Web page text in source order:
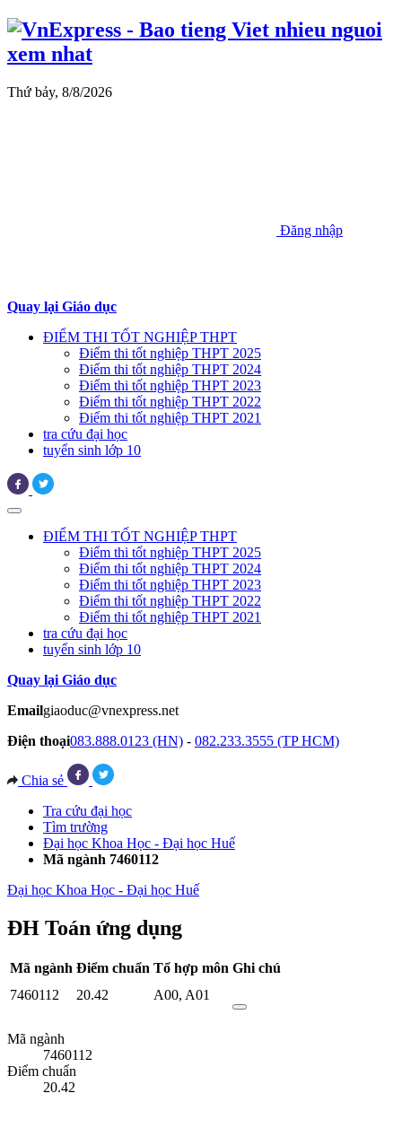
Thứ bảy, 8/8/2026
Đăng nhập
Quay lại Giáo dục
ĐIỂM THI TỐT NGHIỆP THPT
Điểm thi tốt nghiệp THPT 2025
Điểm thi tốt nghiệp THPT 2024
Điểm thi tốt nghiệp THPT 2023
Điểm thi tốt nghiệp THPT 2022
Điểm thi tốt nghiệp THPT 2021
tra cứu đại học
tuyển sinh lớp 10
ĐIỂM THI TỐT NGHIỆP THPT
Điểm thi tốt nghiệp THPT 2025
Điểm thi tốt nghiệp THPT 2024
Điểm thi tốt nghiệp THPT 2023
Điểm thi tốt nghiệp THPT 2022
Điểm thi tốt nghiệp THPT 2021
tra cứu đại học
tuyển sinh lớp 10
Quay lại Giáo dục
Emailgiaoduc@vnexpress.net
Điện thoại083.888.0123 (HN) - 082.233.3555 (TP HCM)
Chia sẻ
Tra cứu đại học
Tìm trường
Đại học Khoa Học - Đại học Huế
Mã ngành 7460112
Đại học Khoa Học - Đại học Huế
ĐH Toán ứng dụng
Mã ngành Điểm chuẩn Tổ hợp môn Ghi chú
7460112
20.42 A00, A01
Mã ngành
7460112
Điểm chuẩn
20.42